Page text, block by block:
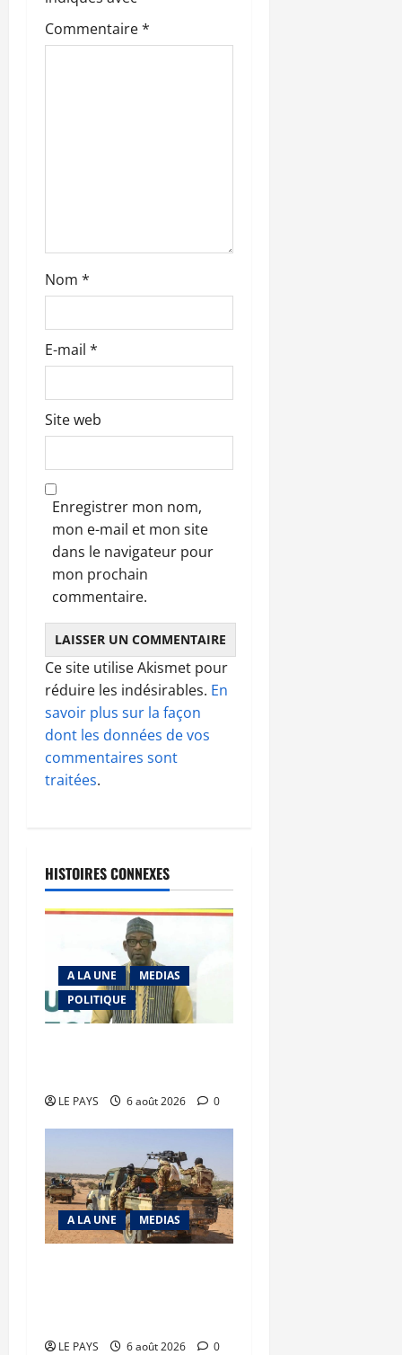
d
c
l
e
Commentaire*
Nom *
E-mail *
Site web
Enregistrer mon nom,
mon e-mail et mon site
dans le navigateur pour
mon prochain
commentaire.
Ce site utilise Akismet pour
réduire les indésirables. En
savoir plus sur la façon
dont les données de vos
commentaires sont
traitées.
HISTOIRES CONNEXES
A LA UNE
MEDIAS
POLITIQUE
LE PAYS 6 août 2026 0
A LA UNE MEDIAS
LE PAYS 6 août 2026 0